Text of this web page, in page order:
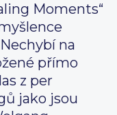
Moments“
na
přímo
z per
jako jsou